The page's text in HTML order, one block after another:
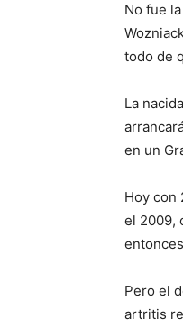
No fue
todo de
La
en un
Hoy con
el 2009,
Pero el
artritis